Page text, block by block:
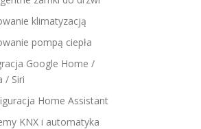
klimatyzacją
pompą ciepła
Google Home /
/ Siri
Home Assistant
KNX i automatyka